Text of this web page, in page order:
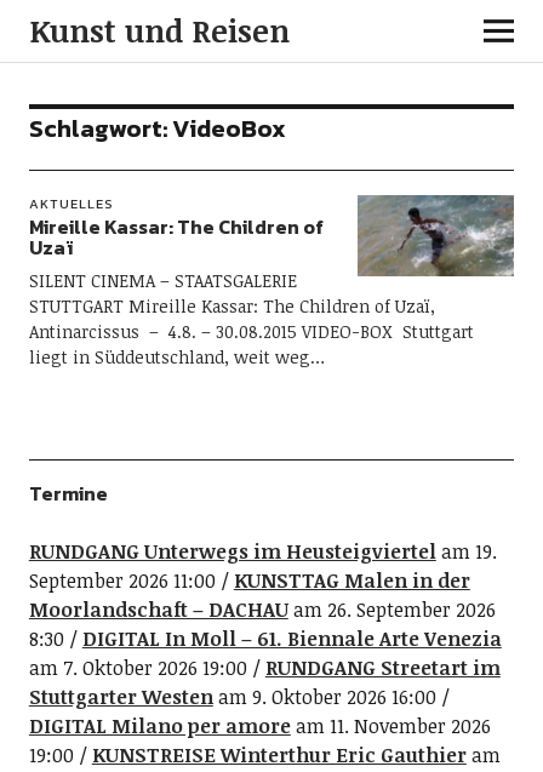
Kunst und Reisen
Schlagwort:VideoBox
AKTUELLES
Mireille Kassar: The Children of
Uzaï
SILENT CINEMA – STAATSGALERIE
STUTTGART Mireille Kassar: The Children of Uzaï,
Antinarcissus – 4.8. – 30.08.2015 VIDEO-BOX Stuttgart
liegt in Süddeutschland, weit weg…
Termine
RUNDGANG Unterwegs im Heusteigviertelam 19.
September 2026 11:00
KUNSTTAG Malen in der
Moorlandschaft – DACHAUam 26. September 2026
8:30
DIGITAL In Moll – 61. Biennale Arte Venezia
am 7. Oktober 2026 19:00
RUNDGANG Streetart im
Stuttgarter Westenam 9. Oktober 2026 16:00
DIGITAL Milano per amoream 11. November 2026
19:00
KUNSTREISE Winterthur Eric Gauthieram